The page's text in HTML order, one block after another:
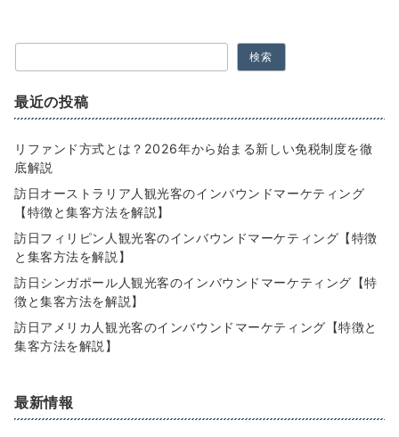
検索
最近の投稿
リファンド方式とは？2026年から始まる新しい免税制度を徹
底解説
訪日オーストラリア人観光客のインバウンドマーケティング
【特徴と集客方法を解説】
訪日フィリピン人観光客のインバウンドマーケティング【特徴
と集客方法を解説】
訪日シンガポール人観光客のインバウンドマーケティング【特
徴と集客方法を解説】
訪日アメリカ人観光客のインバウンドマーケティング【特徴と
集客方法を解説】
最新情報